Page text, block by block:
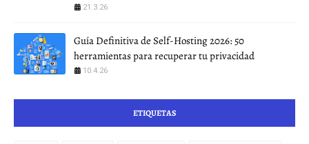
21.3.26
Guía Definitiva de Self-Hosting 2026: 50
herramientas para recuperar tu privacidad
10.4.26
ETIQUETAS